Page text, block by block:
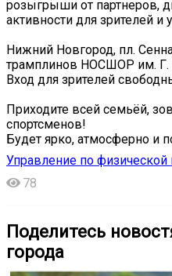
розыгрыши от партнеров,
активности для зрителей и
Нижний Новгород, пл.
трамплинов НОСШОР им. Г.
Вход для зрителей
Приходите всей семьёй,
спортсменов!
Будет ярко, атмосферно и
Управление по физической
78
Поделитесь
города